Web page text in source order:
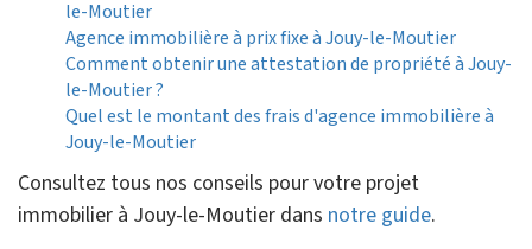
le-Moutier
Agence immobilière à prix fixe à Jouy-le-Moutier
Comment obtenir une attestation de propriété à Jouy-
le-Moutier ?
Quel est le montant des frais d'agence immobilière à
Jouy-le-Moutier
Consultez tous nos conseils pour votre projet
immobilier à Jouy-le-Moutier dans notre guide.